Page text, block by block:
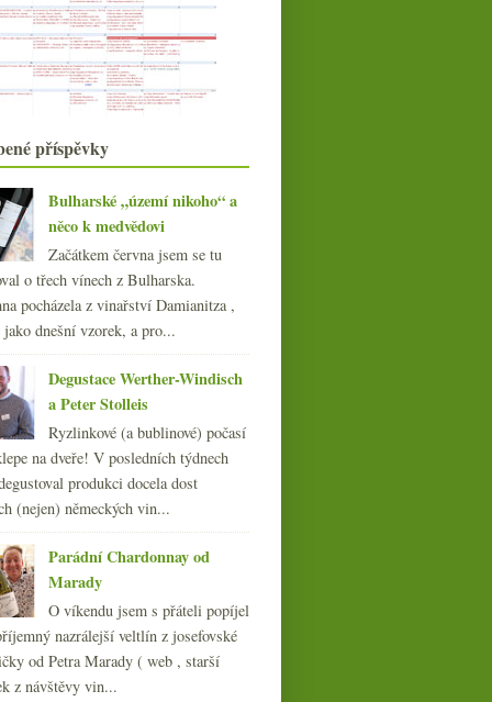
Mr. Pérignon
Mikrokosmos vinných nadšenců
Ryzlink z Nahe, trochu jiný Krug a
berlínské pouli...
Restaurace Reinstoff a překvapivý
Eins-2-DRY, FRV100, PURO a
LEGO
Výsledky ankety „Kdyby měla zbýt
jen Itálie či Fra...
Ryzlink z Wachau, bílé Burgundsko
a Rulandské šedé...
Oishinbo a la Carte – japonská
gastronomie pro mil...
Beaujolais smutně a nadšeně
Veltlínová soutěž, olympijská vína a
vinné reklamy
Kdopak by se Jury bál…
Frankovka na několik způsobů
července(20)
června(21)
května(21)
dubna(20)
března(23)
února(21)
ledna (23)
(252)
(249)
(249)
příspěvky
Bulharské „území nikoho“ a
něco k medvědovi
Začátkem června jsem se tu
o třech vínech z Bulharska.
pocházela z vinařství Damianitza ,
jako dnešní vzorek, a pro...
Degustace Werther-Windisch
a Peter Stolleis
Ryzlinkové (a bublinové) počasí
na dveře! V posledních týdnech
produkci docela dost
(nejen) německých vin...
Parádní Chardonnay od
Marady
O víkendu jsem s přáteli popíjel
nazrálejší veltlín z josefovské
od Petra Marady ( web , starší
z návštěvy vin...